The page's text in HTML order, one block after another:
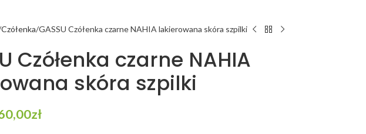
Czółenka GASSU Czółenka czarne NAHIA lakierowana skóra szpilki
Czółenka czarne NAHIA
skóra szpilki
zł